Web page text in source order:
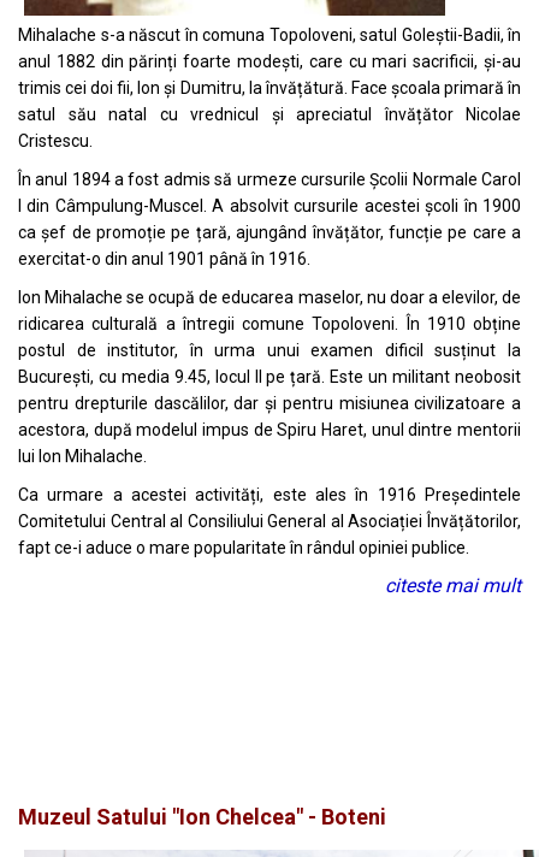
Mihalache s-a născut în comuna Topoloveni, satul Goleștii-Badii, în
anul 1882 din părinți foarte modești, care cu mari sacrificii, și-au
trimis cei doi fii, Ion și Dumitru, la învățătură. Face școala primară în
satul său natal cu vrednicul și apreciatul învățător Nicolae
Cristescu.
În anul 1894 a fost admis să urmeze cursurile Școlii Normale Carol
I din Câmpulung-Muscel. A absolvit cursurile acestei școli în 1900
ca șef de promoție pe țară, ajungând învățător, funcție pe care a
exercitat-o din anul 1901 până în 1916.
Ion Mihalache se ocupă de educarea maselor, nu doar a elevilor, de
ridicarea culturală a întregii comune Topoloveni. În 1910 obține
postul de institutor, în urma unui examen dificil susținut la
București, cu media 9.45, locul II pe țară. Este un militant neobosit
pentru drepturile dascălilor, dar și pentru misiunea civilizatoare a
acestora, după modelul impus de Spiru Haret, unul dintre mentorii
lui Ion Mihalache.
Ca urmare a acestei activități, este ales în 1916 Președintele
Comitetului Central al Consiliului General al Asociației Învățătorilor,
fapt ce-i aduce o mare popularitate în rândul opiniei publice.
citeste mai mult
Muzeul Satului "Ion Chelcea" - Boteni